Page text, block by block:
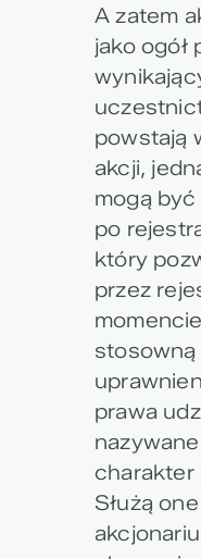
A zatem
jako ogół
powstają
akcji,
mogą
po
który
przez
prawa
charakter
Służą